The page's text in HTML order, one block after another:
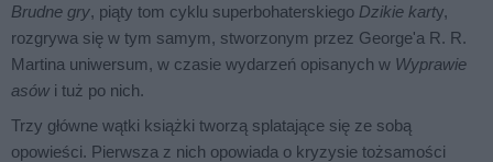
Brudne gry, piąty tom cyklu superbohaterskiego Dzikie karty,
rozgrywa się w tym samym, stworzonym przez George'a R. R.
Martina uniwersum, w czasie wydarzeń opisanych w Wyprawie
asów i tuż po nich.
Trzy główne wątki książki tworzą splatające się ze sobą
opowieści. Pierwsza z nich opowiada o kryzysie tożsamości